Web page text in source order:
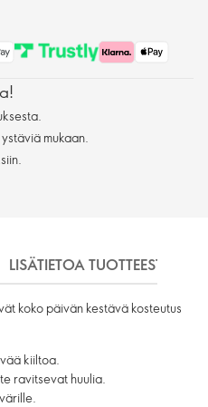
mukaan.
LISÄTIETOA TUOTTEESTA
koko päivän kestävä kosteutus
kiiltoa.
ravitsevat huulia.